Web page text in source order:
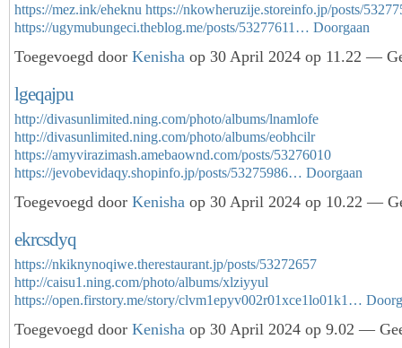
https://mez.ink/eheknu https://nkowheruzije.storeinfo.jp/posts/
https://ugymubungeci.theblog.me/posts/53277611… Doorgaan
Toegevoegd door Kenisha op 30 April 2024 op 11.22 —
lgeqajpu
http://divasunlimited.ning.com/photo/albums/lnamlofe
http://divasunlimited.ning.com/photo/albums/eobhcilr
https://amyvirazimash.amebaownd.com/posts/53276010
https://jevobevidaqy.shopinfo.jp/posts/53275986… Doorgaan
Toegevoegd door Kenisha op 30 April 2024 op 10.22 —
ekrcsdyq
https://nkiknynoqiwe.therestaurant.jp/posts/53272657
http://caisu1.ning.com/photo/albums/xlziyyul
https://open.firstory.me/story/clvm1epyv002r01xce1lo01k1…
Toegevoegd door Kenisha op 30 April 2024 op 9.02 —